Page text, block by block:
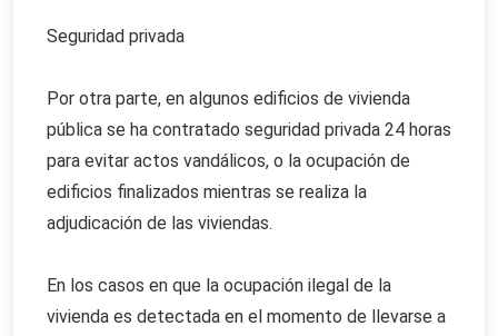
Seguridad privada
Por otra parte, en algunos edificios de vivienda
pública se ha contratado seguridad privada 24 horas
para evitar actos vandálicos, o la ocupación de
edificios finalizados mientras se realiza la
adjudicación de las viviendas.
En los casos en que la ocupación ilegal de la
vivienda es detectada en el momento de llevarse a